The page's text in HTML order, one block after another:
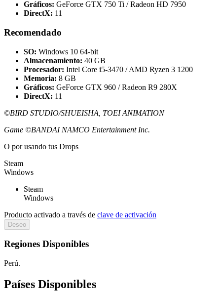
Gráficos: GeForce GTX 750 Ti / Radeon HD 7950
DirectX: 11
Recomendado
SO: Windows 10 64-bit
Almacenamiento: 40 GB
Procesador: Intel Core i5-3470 / AMD Ryzen 3 1200
Memoria: 8 GB
Gráficos: GeForce GTX 960 / Radeon R9 280X
DirectX: 11
©BIRD STUDIO/SHUEISHA, TOEI ANIMATION
Game ©BANDAI NAMCO Entertainment Inc.
O porusando tus Drops
Steam
Windows
Steam
Windows
Producto activado a través de clave de activación
Deseo
Regiones Disponibles
Perú.
Países Disponibles